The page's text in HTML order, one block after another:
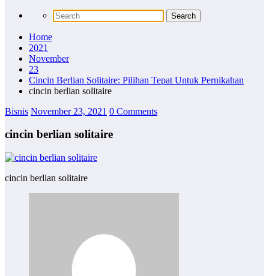
Home
2021
November
23
Cincin Berlian Solitaire: Pilihan Tepat Untuk Pernikahan
cincin berlian solitaire
Bisnis November 23, 2021 0 Comments
cincin berlian solitaire
cincin berlian solitaire